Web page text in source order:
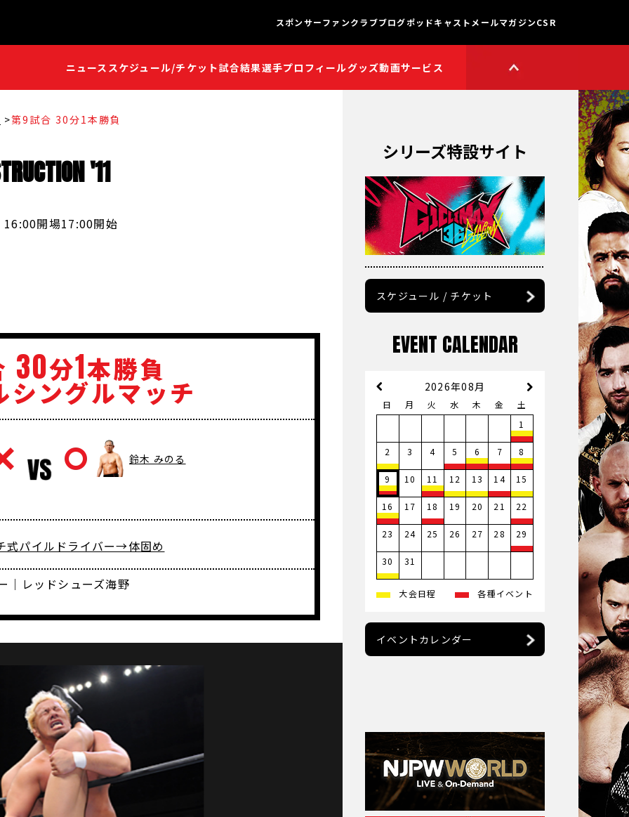
ニュース スケジュール/チケット試合結果選手プロフィールグッズ動画サービス
獣神サンダー・ライガー
矢野通プロデュース!!
スイーツ真壁チャンネル
聖帝タイチのゲーム実況
チャンネル
鷹木信悟ちゃんねる
オーカーンチャンネル
スポンサーファンクラブブログポッドキャスト メールマガジンCSR
第9試合 30分1本勝負
'11
16:00開場17:00開始
30分1本勝負
シングルマッチ
鈴木 みのる
式パイルドライバー→体固め
｜レッドシューズ海野
シリーズ特設サイト
スケジュール / チケット
EVENT CALENDAR
2026年08月
日 月 火 水 木 金
土
1
2 3 4 5 6 7 8
9 10 11 12 13 14 15
16 17 18 19 20 21 22
23 24 25 26 27 28 29
30 31
大会日程 各種イベント
イベントカレンダー